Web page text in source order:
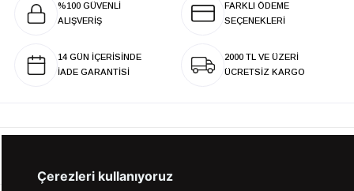
%100 GÜVENLİ
ALIŞVERİŞ
FARKLI ÖDEME
SEÇENEKLERİ
14 GÜN İÇERİSİNDE
İADE GARANTİSİ
2000 TL VE ÜZERİ
ÜCRETSİZ KARGO
Çerezleri kullanıyoruz